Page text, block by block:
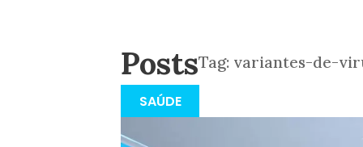
PostsTag: variantes-de-
SAÚDE